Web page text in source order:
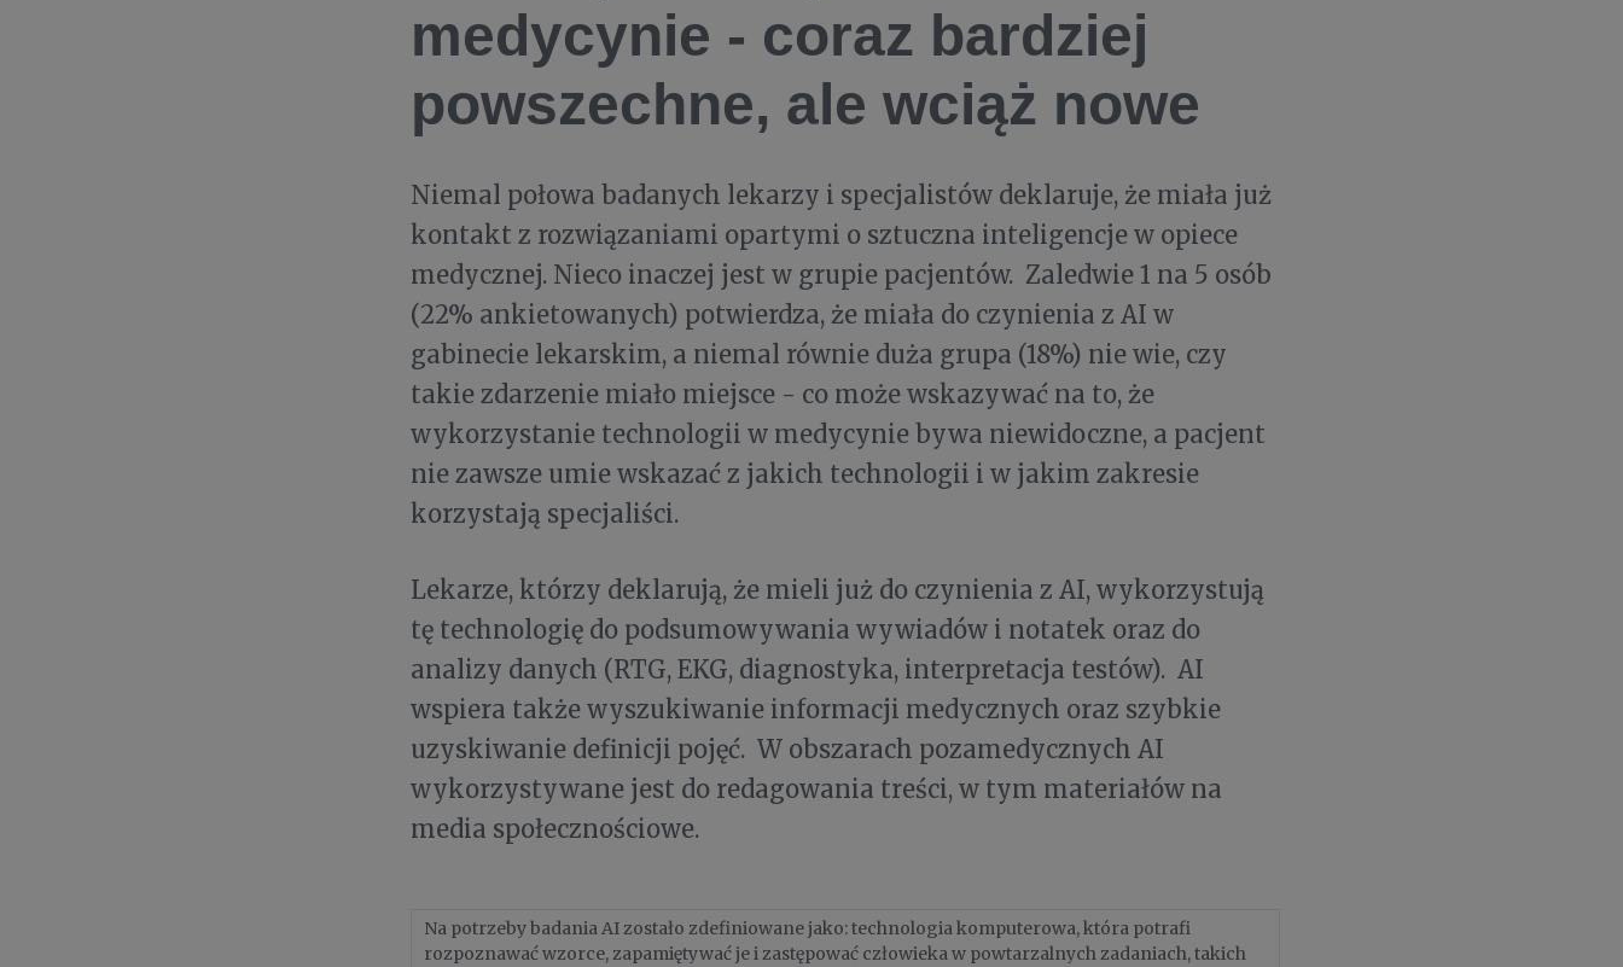
medycynie - coraz bardziej
powszechne, ale wciąż nowe
Niemal połowa badanych lekarzy i specjalistów deklaruje, że miała już
kontakt z rozwiązaniami opartymi o sztuczna inteligencje w opiece
medycznej. Nieco inaczej jest w grupie pacjentów. Zaledwie 1 na 5 osób
(22% ankietowanych) potwierdza, że miała do czynienia z AI w
gabinecie lekarskim, a niemal równie duża grupa (18%) nie wie, czy
takie zdarzenie miało miejsce - co może wskazywać na to, że
wykorzystanie technologii w medycynie bywa niewidoczne, a pacjent
nie zawsze umie wskazać z jakich technologii i w jakim zakresie
korzystają specjaliści.
Lekarze, którzy deklarują, że mieli już do czynienia z AI, wykorzystują
tę technologię do podsumowywania wywiadów i notatek oraz do
analizy danych (RTG, EKG, diagnostyka, interpretacja testów). AI
wspiera także wyszukiwanie informacji medycznych oraz szybkie
uzyskiwanie definicji pojęć. W obszarach pozamedycznych AI
wykorzystywane jest do redagowania treści, w tym materiałów na
media społecznościowe.
Na potrzeby badania AI zostało zdefiniowane jako: technologia komputerowa, która potrafi
rozpoznawać wzorce, zapamiętywać je i zastępować człowieka w powtarzalnych zadaniach, takich